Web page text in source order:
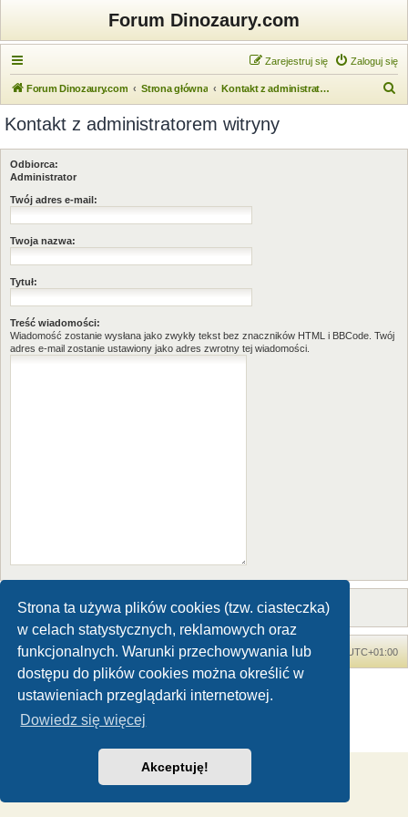
Strona ta używa plików cookies (tzw. ciasteczka)
w celach statystycznych, reklamowych oraz
funkcjonalnych. Warunki przechowywania lub
dostępu do plików cookies można określić w
ustawieniach przeglądarki internetowej.
Dowiedz się więcej
Akceptuję!
Forum Dinozaury.com
Zaloguj się
Zarejestruj się
Forum Dinozaury.com Strona główna Kontakt z administratorem witryny
k
Kontakt z administratorem witryny
Odbiorca:
Administrator
Twój adres e-mail:
Twoja nazwa:
Tytuł:
Treść wiadomości:
Wiadomość zostanie wysłana jako zwykły tekst bez znaczników HTML i BBCode. Twój
adres e-mail zostanie ustawiony jako adres zwrotny tej wiadomości.
Forum Dinozaury.com Strona główna Strefa czasowa UTC+01:00
Technologię dostarczaphpBB® Forum Software © phpBB Limited
Polski pakiet językowy dostarcza